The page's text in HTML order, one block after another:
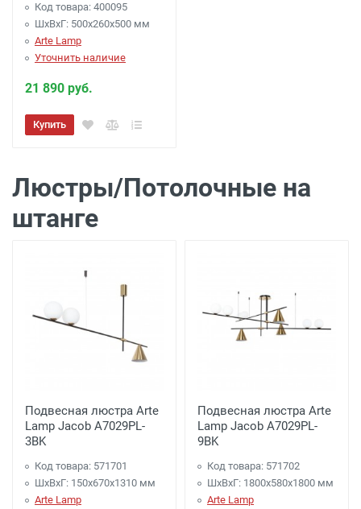
Код товара: 400095
ШхВхГ: 500x260x500 мм
Arte Lamp
Уточнить наличие
21 890 руб.
Купить
Люстры/Потолочные на
штанге
Подвесная люстра Arte
Lamp Jacob A7029PL-
3BK
Код товара: 571701
ШхВхГ: 150x670x1310 мм
Arte Lamp
Подвесная люстра Arte
Lamp Jacob A7029PL-
9BK
Код товара: 571702
ШхВхГ: 1800x580x1800 мм
Arte Lamp